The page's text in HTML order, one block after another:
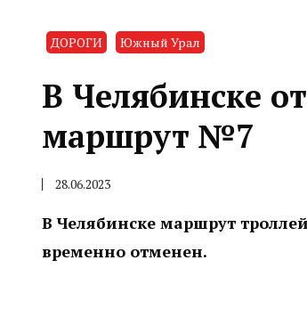
ДОРОГИ Южный Урал
В Челябинске
маршрут №7
28.06.2023
В Челябинске маршрут
временно отменен.